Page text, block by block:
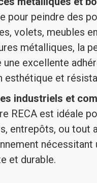
pour peindre des
volets, meubles
métalliques, la
une excellente
esthétique et
industriels et
RECA est idéale
entrepôts, ou tout
nécessitant
et durable.